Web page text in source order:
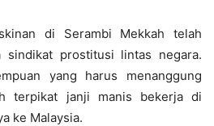
di Serambi Mekkah telah
sindikat prostitusi lintas negara.
yang harus menanggung
terpikat janji manis bekerja di
ke Malaysia.